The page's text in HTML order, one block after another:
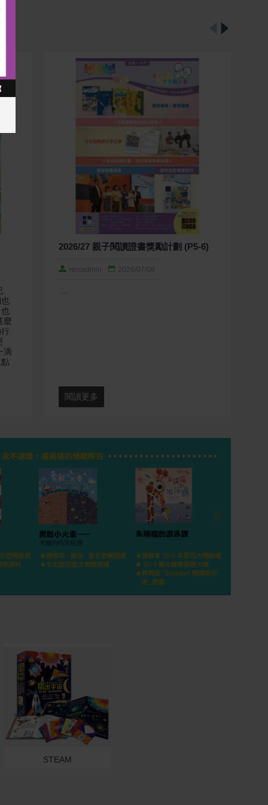
麼
滴
2026/27 親子閱讀證書獎勵計劃 (P5-6)
rercadmin 2026/07/08
閱讀更多
STEAM